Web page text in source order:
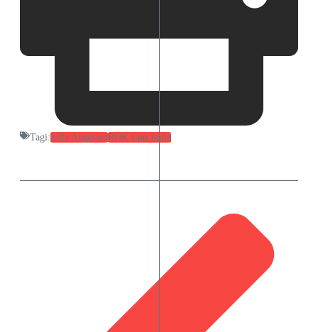
Tagi:Julia AngelardROK Cup Italia